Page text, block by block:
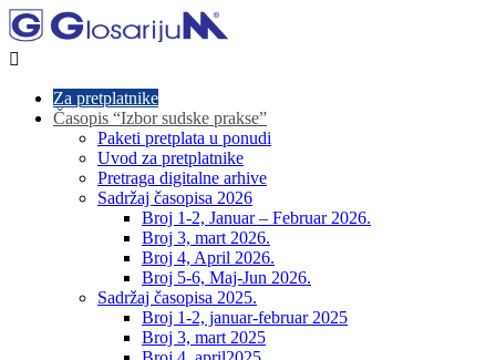

Za pretplatnike
Časopis “Izbor sudske prakse”
Paketi pretplata u ponudi
Uvod za pretplatnike
Pretraga digitalne arhive
Sadržaj časopisa 2026
Broj 1-2, Januar – Februar 2026.
Broj 3, mart 2026.
Broj 4, April 2026.
Broj 5-6, Maj-Jun 2026.
Sadržaj časopisa 2025.
Broj 1-2, januar-februar 2025
Broj 3, mart 2025